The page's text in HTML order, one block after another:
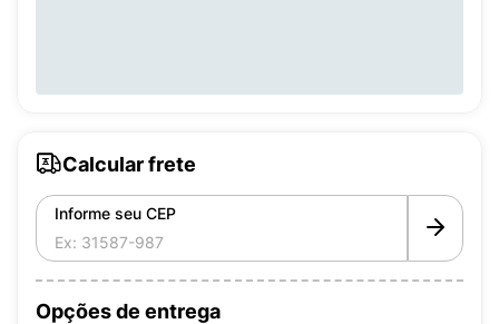
Calcular frete
Informe seu CEP
Opções de entrega